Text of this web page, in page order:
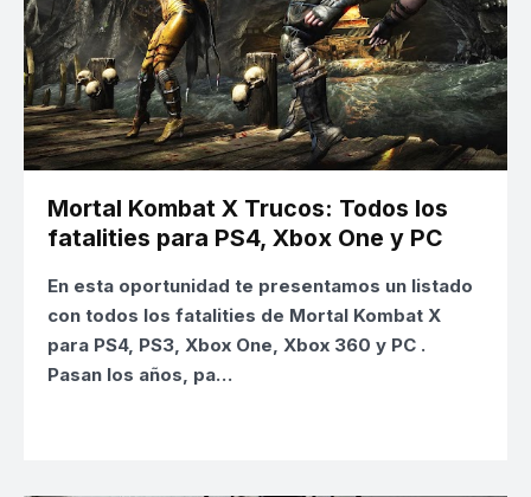
Mortal Kombat X Trucos: Todos los
fatalities para PS4, Xbox One y PC
En esta oportunidad te presentamos un listado
con todos los fatalities de Mortal Kombat X
para PS4, PS3, Xbox One, Xbox 360 y PC .
Pasan los años, pa…